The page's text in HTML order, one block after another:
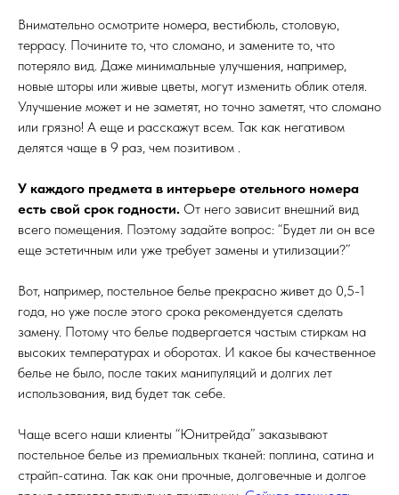
Внимательно осмотрите номера, вестибюль, столовую,
террасу. Почините то, что сломано, и замените то, что
потеряло вид. Даже минимальные улучшения, например,
новые шторы или живые цветы, могут изменить облик отеля.
Улучшение может и не заметят, но точно заметят, что сломано
или грязно! А еще и расскажут всем. Так как негативом
делятся чаще в 9 раз, чем позитивом .
У каждого предмета в интерьере отельного номера
есть свой срок годности. От него зависит внешний вид
всего помещения. Поэтому задайте вопрос: “Будет ли он все
еще эстетичным или уже требует замены и утилизации?”
Вот, например, постельное белье прекрасно живет до 0,5-1
года, но уже после этого срока рекомендуется сделать
замену. Потому что белье подвергается частым стиркам на
высоких температурах и оборотах. И какое бы качественное
белье не было, после таких манипуляций и долгих лет
использования, вид будет так себе.
Чаще всего наши клиенты “Юнитрейда” заказывают
постельное белье из премиальных тканей: поплина, сатина и
страйп-сатина. Так как они прочные, долговечные и долгое